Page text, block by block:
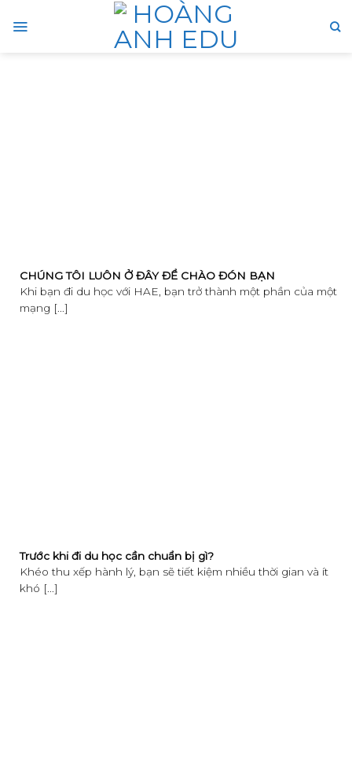
to
CHÚNG TÔI LUÔN Ở ĐÂY ĐỂ CHÀO ĐÓN BẠN
Khi bạn đi du học với HAE, bạn trở thành một phần của một
mạng [...]
Trước khi đi du học cần chuẩn bị gì?
Khéo thu xếp hành lý, bạn sẽ tiết kiệm nhiều thời gian và ít
khó [...]